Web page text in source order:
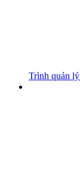
Trình quản